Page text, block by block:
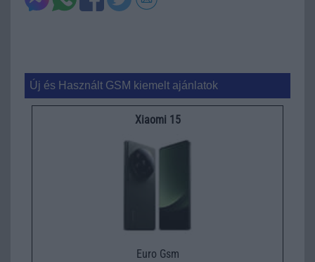
Új és Használt GSM kiemelt ajánlatok
Xiaomi 15
Euro Gsm